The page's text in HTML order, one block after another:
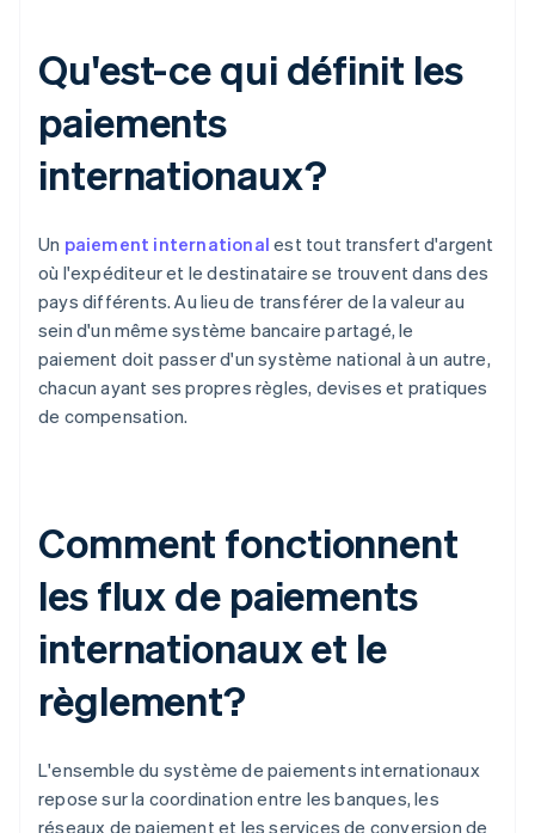
Qu'est-ce qui définit les
paiements
internationaux?
Un paiement international est tout transfert d'argent
où l'expéditeur et le destinataire se trouvent dans des
pays différents. Au lieu de transférer de la valeur au
sein d'un même système bancaire partagé, le
paiement doit passer d'un système national à un autre,
chacun ayant ses propres règles, devises et pratiques
de compensation.
Comment fonctionnent
les flux de paiements
internationaux et le
règlement?
L'ensemble du système de paiements internationaux
repose sur la coordination entre les banques, les
réseaux de paiement et les services de conversion de